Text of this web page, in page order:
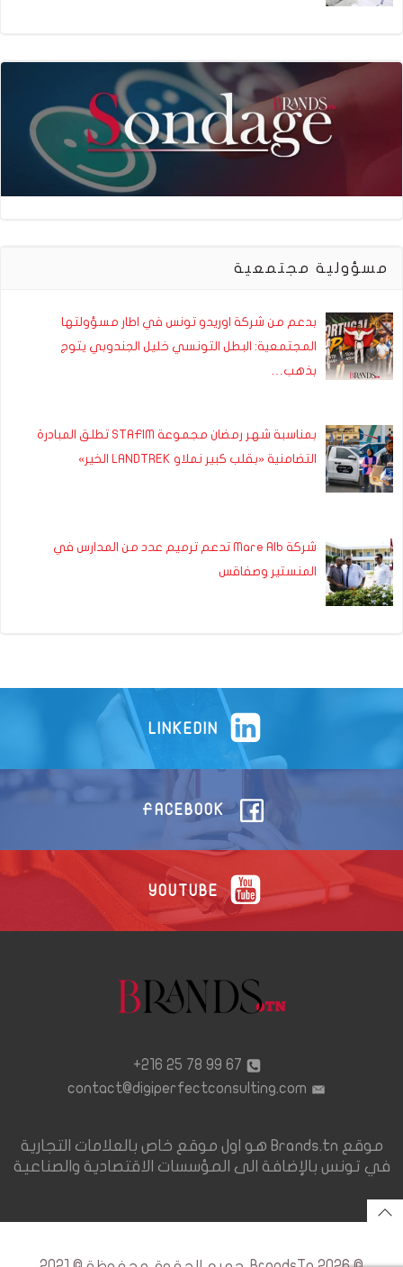
مسؤولية مجتمعية
بدعم من شركة اوريدو تونس في اطار مسؤولتها
المجتمعية: البطل التونسي خليل الجندوبي يتوج
بذهب…
بمناسبة شهر رمضان مجموعة STAFIM تطلق المبادرة
التضامنية «بقلب كبير نملاو LANDTREK الخير»
شركة Mare Alb تدعم ترميم عدد من المدارس في
المنستير وصفاقس
LINKEDIN
FACEBOOK
YOUTUBE
67 99 78 25 216+
contact@digiperfectconsulting.com
موقع Brands.tn هو اول موقع خاص بالعلامات التجارية
في تونس بالإضافة الى المؤسسات الاقتصادية والصناعية